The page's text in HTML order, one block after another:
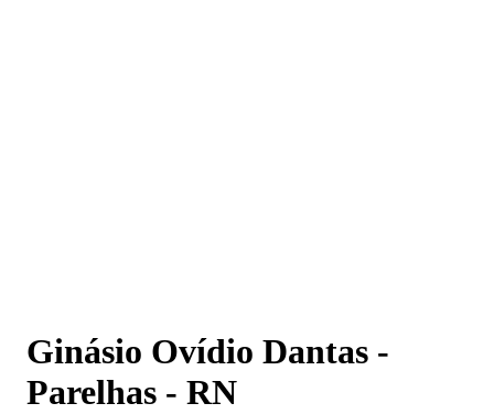
Ginásio Ovídio Dantas -
Parelhas - RN